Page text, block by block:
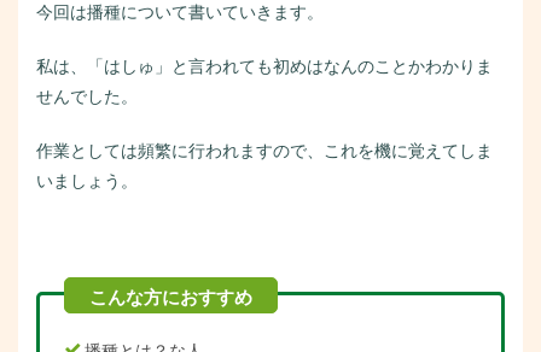
今回は播種について書いていきます。
私は、「はしゅ」と言われても初めはなんのことかわかりま
せんでした。
作業としては頻繁に行われますので、これを機に覚えてしま
いましょう。